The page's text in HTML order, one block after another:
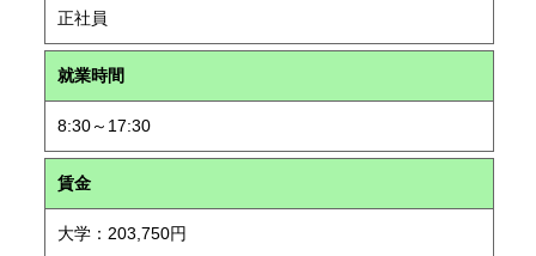
正社員
就業時間
8:30～17:30
賃金
大学：203,750円